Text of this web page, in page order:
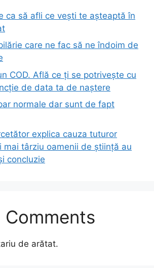
ca să afli ce vești te așteaptă în
care ne fac să ne îndoim de
COD. Află ce ți se potrivește cu
de data ta de naștere
normale dar sunt de fapt
explica cauza tuturor
mai târziu oamenii de știință au
concluzie
Comments
de arătat.